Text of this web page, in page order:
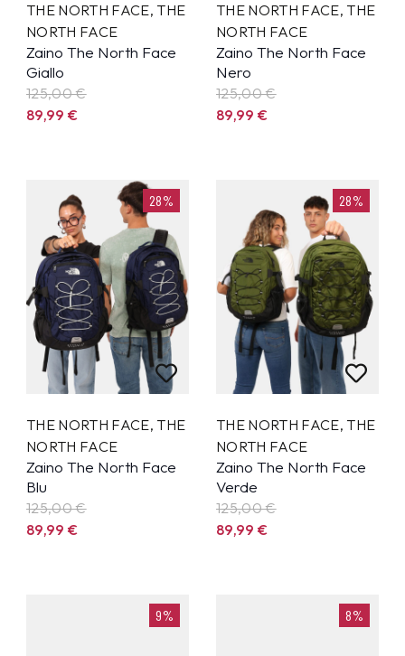
THE NORTH FACE, THE
NORTH FACE
Zaino The North Face
Giallo
125,00 €
89,99€
THE NORTH FACE, THE
NORTH FACE
Zaino The North Face
Nero
125,00 €
89,99€
28%
THE NORTH FACE, THE
NORTH FACE
Zaino The North Face
Blu
125,00 €
89,99€
28%
THE NORTH FACE, THE
NORTH FACE
Zaino The North Face
Verde
125,00 €
89,99€
9% 8%